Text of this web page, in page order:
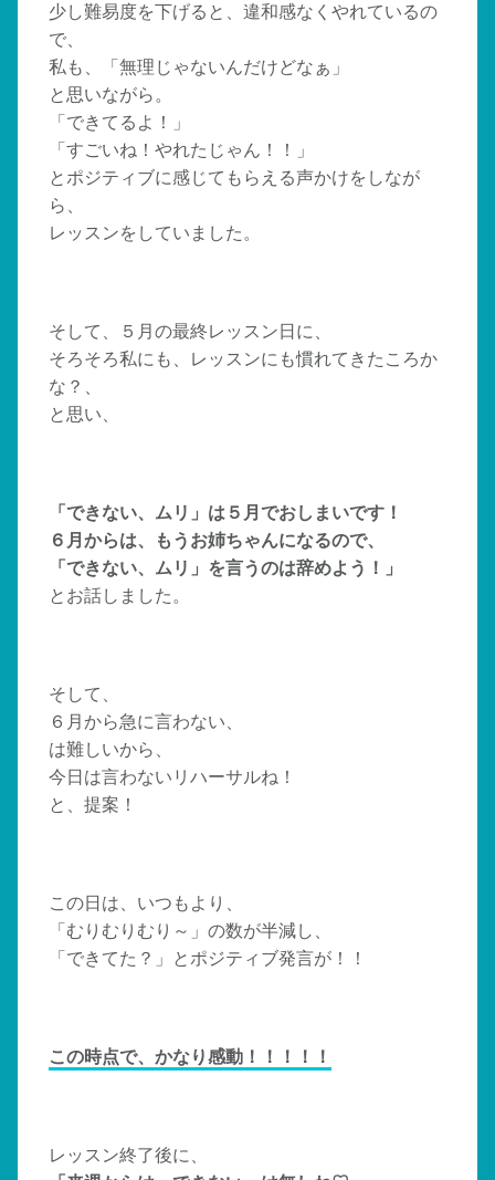
少し難易度を下げると、違和感なくやれているの
で、
私も、「無理じゃないんだけどなぁ」
と思いながら。
「できてるよ！」
「すごいね！やれたじゃん！！」
とポジティブに感じてもらえる声かけをしなが
ら、
レッスンをしていました。
そして、５月の最終レッスン日に、
そろそろ私にも、レッスンにも慣れてきたころか
な？、
と思い、
「できない、ムリ」は５月でおしまいです！
６月からは、もうお姉ちゃんになるので、
「できない、ムリ」を言うのは辞めよう！」
とお話しました。
そして、
６月から急に言わない、
は難しいから、
今日は言わないリハーサルね！
と、提案！
この日は、いつもより、
「むりむりむり～」の数が半減し、
「できてた？」とポジティブ発言が！！
この時点で、かなり感動！！！！！
レッスン終了後に、